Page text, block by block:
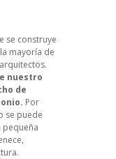
se construye
mayoría de
nuestro
de
Por
se puede
pequeña